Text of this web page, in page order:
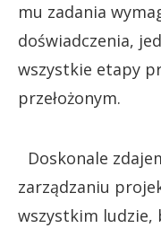
mu zadania
doświadczenia,
wszystkie etapy
przełożonym.
Doskonale
zarządzaniu
wszystkim ludzie,